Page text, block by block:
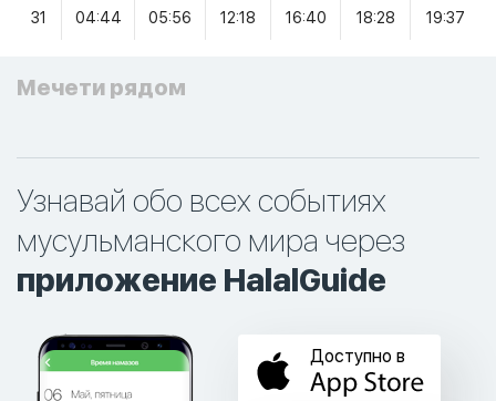
31 04:44 05:56 12:18 16:40 18:28 19:37
Мечети рядом
Узнавай обо всех событиях
мусульманского мира через
приложение HalalGuide
Доступно в